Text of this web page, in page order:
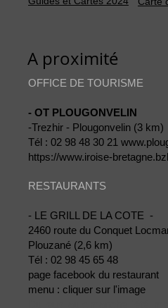
A proximité
OFFICE DE TOURISME
- OT PLOUGONVELIN
-Trezhir - Plougonvelin (3 km)
Tél : 02 98 48 30 21
https://www.iroise-
RESTAURANTS
- LE GRILL DE LA COTE -
2460 route du Conquet
Plouzané (2,6 km)
Tél : 02 98 45 65 48
page facebook du restaurant
menu : cliquer sur l'image
l'été,